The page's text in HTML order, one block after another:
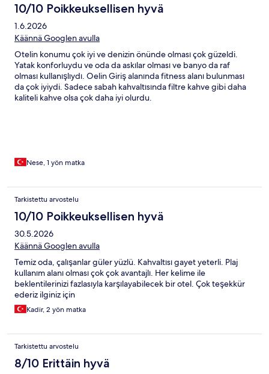
10/10 Poikkeuksellisen hyvä
1.6.2026
Käännä Googlen avulla
Otelin konumu çok iyi ve denizin önünde olması çok güzeldi.
Yatak konforluydu ve oda da askılar olması ve banyo da raf
olması kullanışlıydı. Oelin Giriş alanında fitness alanı bulunması
da çok iyiydi. Sadece sabah kahvaltısında filtre kahve gibi daha
kaliteli kahve olsa çok daha iyi olurdu.
Nese, 1 yön matka
Tarkistettu arvostelu
10/10 Poikkeuksellisen hyvä
30.5.2026
Käännä Googlen avulla
Temiz oda, çalışanlar güler yüzlü. Kahvaltısı gayet yeterli. Plaj
kullanım alanı olması çok çok avantajlı. Her kelime ile
beklentilerinizi fazlasıyla karşılayabilecek bir otel. Çok teşekkür
ederiz ilginiz için
Kadir, 2 yön matka
Tarkistettu arvostelu
8/10 Erittäin hyvä